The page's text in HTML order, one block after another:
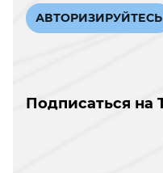
АВТОРИЗИРУЙТЕСЬ
Подписаться на